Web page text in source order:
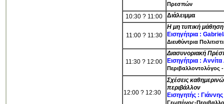
Πρεσπών
10:30 ? 11:00 Διάλειμμα
11:00 ? 11:30
Η μη τυπική
Εισηγήτρια :
Διευθύντρια
11:30 ? 12:00
Διασυνοριακή
Εισηγήτρια :
Περιβαλλοντολόγος
12:00 ? 12:30
Σχέσεις
περιβάλλον
Εισηγητής :
Γεωπόνος-